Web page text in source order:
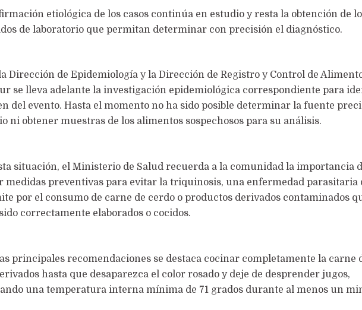
etiológica de los casos continúa en estudio y resta la obtención de
de laboratorio que permitan determinar con precisión el diagnóstico.
Dirección de Epidemiología y la Dirección de Registro y Control de
se lleva adelante la investigación epidemiológica correspondiente para
del evento. Hasta el momento no ha sido posible determinar la fuente
ni obtener muestras de los alimentos sospechosos para su análisis.
situación, el Ministerio de Salud recuerda a la comunidad la importancia
medidas preventivas para evitar la triquinosis, una enfermedad parasitaria
por el consumo de carne de cerdo o productos derivados contaminados
correctamente elaborados o cocidos.
principales recomendaciones se destaca cocinar completamente la carne
hasta que desaparezca el color rosado y deje de desprender jugos,
una temperatura interna mínima de 71 grados durante al menos un